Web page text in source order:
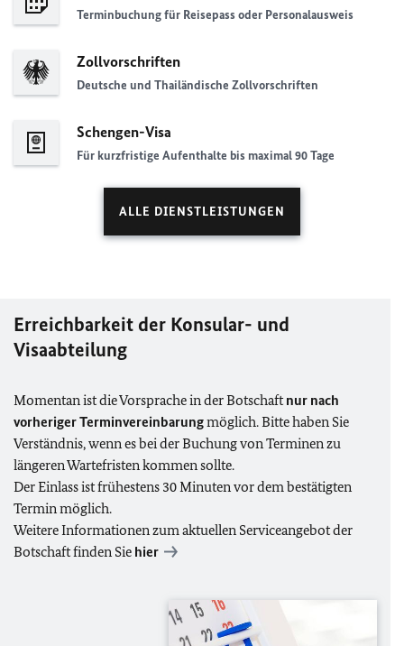
Terminbuchung für Reisepass oder Personalausweis
Zollvorschriften
Deutsche und Thailändische Zollvorschriften
Schengen-Visa
Für kurzfristige Aufenthalte bis maximal 90 Tage
ALLE DIENSTLEISTUNGEN
Erreichbarkeit der Konsular- und
Visaabteilung
Momentan ist die Vorsprache in der Botschaftnur nach
vorheriger Terminvereinbarungmöglich. Bitte haben Sie
Verständnis, wenn es bei der Buchung von Terminen zu
längeren Wartefristen kommen sollte.
Der Einlass ist frühestens 30 Minuten vor dem bestätigten
Termin möglich.
Weitere Informationen zum aktuellen Serviceangebot der
Botschaft finden Sie hier